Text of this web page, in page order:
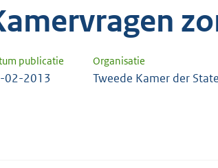
publicatie Organisatie
02-2013 Tweede Kamer der